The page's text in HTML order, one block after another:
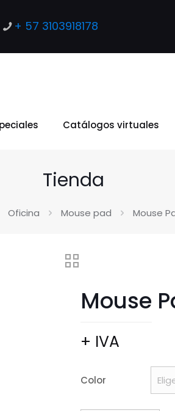
+ 57 3103918178
Catálogos virtuales
Tienda
Oficina Mouse pad Mouse
Mouse
+ IVA
Color